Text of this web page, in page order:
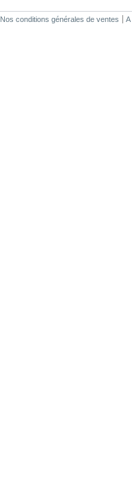
Nos conditions générales de ventes A